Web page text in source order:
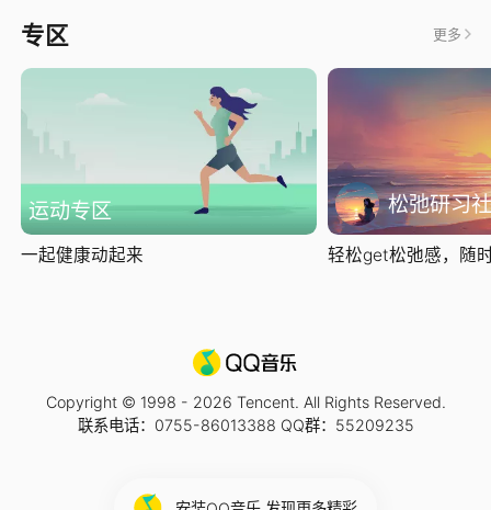
专区 更多
运动专区
一起健康动起来
松弛研习社
轻松get松弛感，随
Copyright © 1998 - 2026 Tencent. All Rights Reserved.
联系电话：0755-86013388 QQ群：55209235